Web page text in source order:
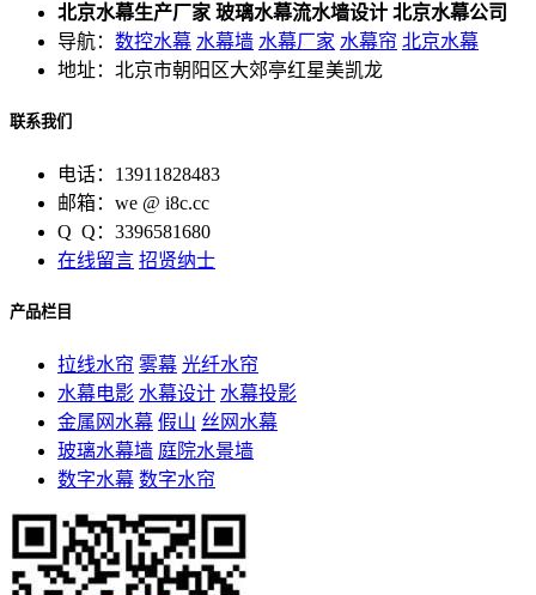
北京水幕生产厂家 玻璃水幕流水墙设计 北京水幕公司
导航： 数控水幕 水幕墙 水幕厂家 水幕帘 北京水幕
地址：北京市朝阳区大郊亭红星美凯龙
联系我们
电话：13911828483
邮箱：we @ i8c.cc
Q Q：3396581680
在线留言 招贤纳士
产品栏目
拉线水帘 雾幕 光纤水帘
水幕电影 水幕设计 水幕投影
金属网水幕 假山 丝网水幕
玻璃水幕墙 庭院水景墙
数字水幕 数字水帘